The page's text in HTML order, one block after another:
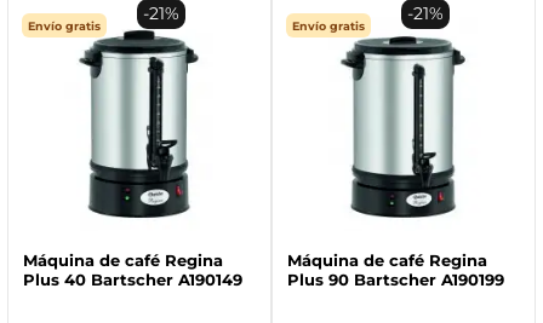
Envío gratis
Máquina de café Regina
Plus 40 Bartscher A190149
-21%
Envío gratis
Máquina de café Regina
Plus 90 Bartscher A190199
-21%